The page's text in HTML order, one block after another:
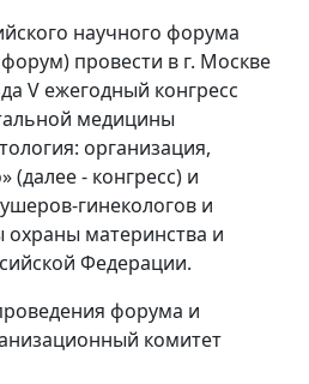
научного форума
провести в г. Москве
V ежегодный конгресс
медицины
организация,
(далее - конгресс) и
гинекологов и
охраны материнства и
Федерации.
форума и
комитет